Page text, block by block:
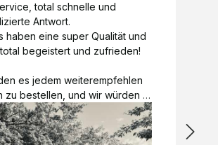
total schnelle und
Antwort.
haben eine super Qualität und
begeistert und zufrieden!
es jedem weiterempfehlen
zu bestellen, und wir würden
nochmal tun!
für alles 😊